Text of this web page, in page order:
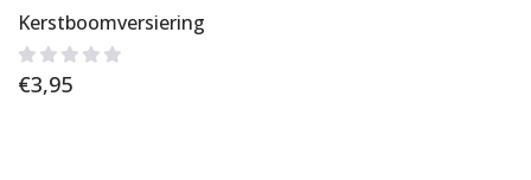
Kerstboomversiering
€3,95